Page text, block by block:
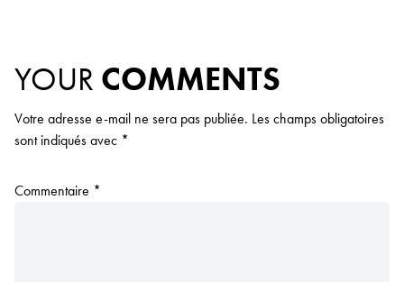
YOUR COMMENTS
Votre adresse e-mail ne sera pas publiée. Les champs obligatoires
sont indiqués avec *
Commentaire *